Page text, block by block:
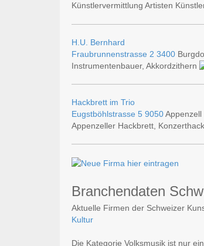
Künstlervermittlung Artisten
H.U. Bernhard
Fraubrunnenstrasse 2 3400
Instrumentenbauer, Akkordzithern
Hackbrett im Trio
Eugstböhlstrasse 5 9050Appenzell
Appenzeller Hackbrett,
Branchendaten
Aktuelle Firmen der Schweizer
Kultur
Die Kategorie Volksmusik ist nur